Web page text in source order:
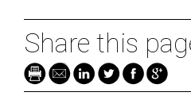
Share this